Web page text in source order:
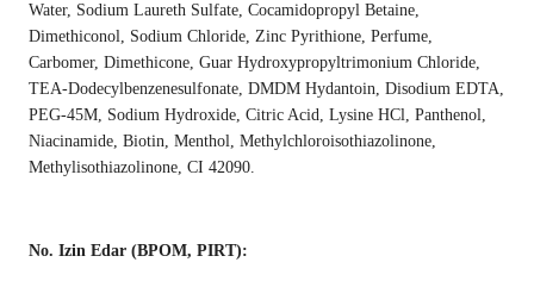
Water, Sodium Laureth Sulfate, Cocamidopropyl Betaine,
Dimethiconol, Sodium Chloride, Zinc Pyrithione, Perfume,
Carbomer, Dimethicone, Guar Hydroxypropyltrimonium Chloride,
TEA-Dodecylbenzenesulfonate, DMDM Hydantoin, Disodium EDTA,
PEG-45M, Sodium Hydroxide, Citric Acid, Lysine HCl, Panthenol,
Niacinamide, Biotin, Menthol, Methylchloroisothiazolinone,
Methylisothiazolinone, CI 42090.
No. Izin Edar (BPOM, PIRT):